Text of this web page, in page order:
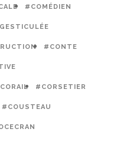
#COMÉDIEN
#CONTE
#CORSETIER
#COUSTEAU